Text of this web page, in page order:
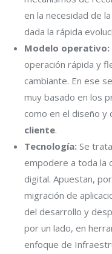
en la necesidad de
dada la rápida
Modelo operativo:
operación rápida y
cambiante. En ese
muy basado en los
como en el diseño y
cliente.
Tecnología: Se
empodere a toda la
digital. Apuestan,
migración de
del desarrollo y
por un lado, en
enfoque de